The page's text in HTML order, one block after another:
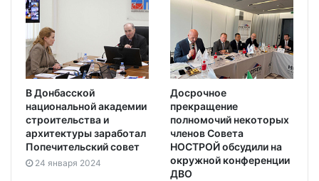
В Донбасской
национальной академии
строительства и
архитектуры заработал
Попечительский совет
24 января 2024
Досрочное
прекращение
полномочий некоторых
членов Совета
НОСТРОЙ обсудили на
окружной конференции
ДВО